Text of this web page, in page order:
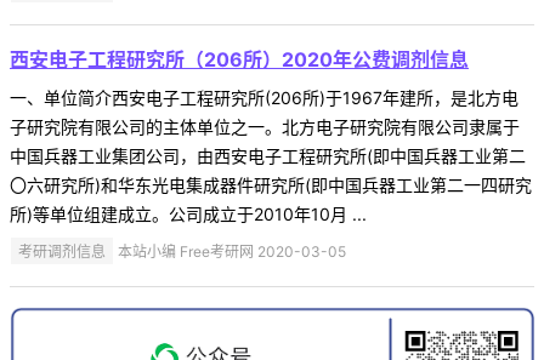
西安电子工程研究所（206所）2020年公费调剂信息
一、单位简介西安电子工程研究所(206所)于1967年建所，是北方电
子研究院有限公司的主体单位之一。北方电子研究院有限公司隶属于
中国兵器工业集团公司，由西安电子工程研究所(即中国兵器工业第二
〇六研究所)和华东光电集成器件研究所(即中国兵器工业第二一四研究
所)等单位组建成立。公司成立于2010年10月 ...
考研调剂信息 本站小编 Free考研网 2020-03-05